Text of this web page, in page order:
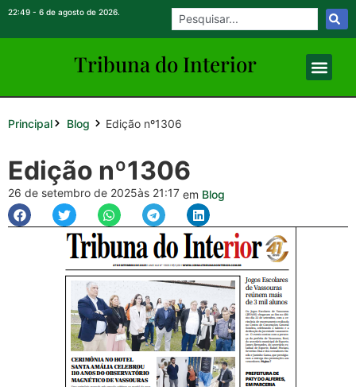
22:49 - 6 de agosto de 2026.
Tribuna do Interior
Principal Blog Edição nº1306
Edição nº1306
26 de setembro de 2025às 21:17 em Blog